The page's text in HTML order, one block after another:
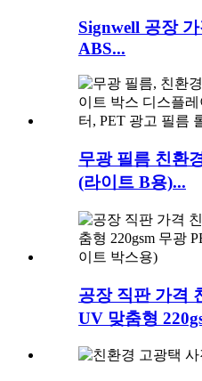
Signwell 공장
ABS...
무광 필름 친환
(라이트 B용)...
공장 직판 가격
UV 맞춤형